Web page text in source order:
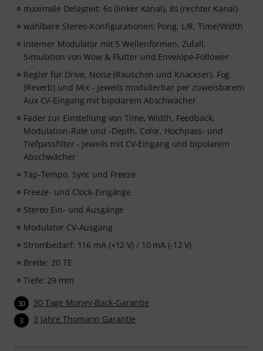
maximale Delayzeit: 6s (linker Kanal), 8s (rechter Kanal)
wählbare Stereo-Konfigurationen: Pong, L/R, Time/Width
interner Modulator mit 5 Wellenformen, Zufall,
Simulation von Wow & Flutter und Envelope-Follower
Regler für Drive, Noise (Rauschen und Knackser), Fog
(Reverb) und Mix - jeweils modulierbar per zuweisbarem
Aux CV-Eingang mit bipolarem Abschwächer
Fader zur Einstellung von Time, Width, Feedback,
Modulation-Rate und -Depth, Color, Hochpass- und
Tiefpassfilter - jeweils mit CV-Eingang und bipolarem
Abschwächer
Tap-Tempo, Sync und Freeze
Freeze- und Clock-Eingänge
Stereo Ein- und Ausgänge
Modulator CV-Ausgang
Strombedarf: 116 mA (+12 V) / 10 mA (-12 V)
Breite: 20 TE
Tiefe: 29 mm
30 30 Tage Money-Back-Garantie
3 3 Jahre Thomann Garantie